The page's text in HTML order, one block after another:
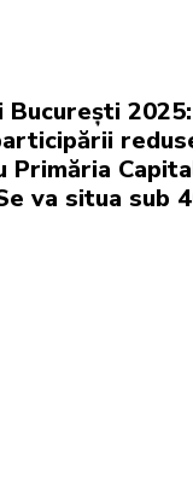
2025:
Primăria
va situa sub